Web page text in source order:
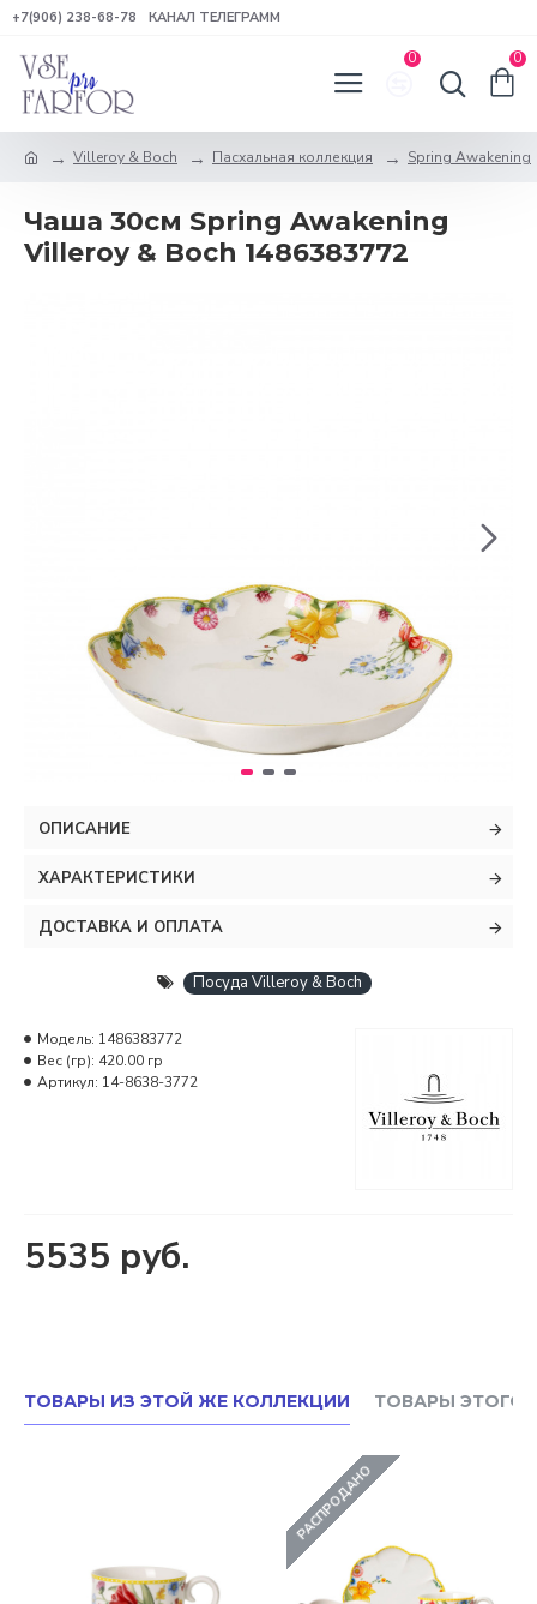
+7(906) 238-68-78 КАНАЛ ТЕЛЕГРАММ
0 0
Villeroy & Boch Пасхальная коллекция Spring Awakening
Чаша 30см Spring Awakening
Villeroy & Boch 1486383772
ОПИСАНИЕ
ХАРАКТЕРИСТИКИ
ДОСТАВКА И ОПЛАТА
Посуда Villeroy & Boch
5535 руб.
Модель: 1486383772
Вес (гр): 420.00 гр
Артикул: 14-8638-3772
ТОВАРЫ ИЗ ЭТОЙ ЖЕ КОЛЛЕКЦИИ ТОВАРЫ ЭТОГО
РАСПРОДАНО